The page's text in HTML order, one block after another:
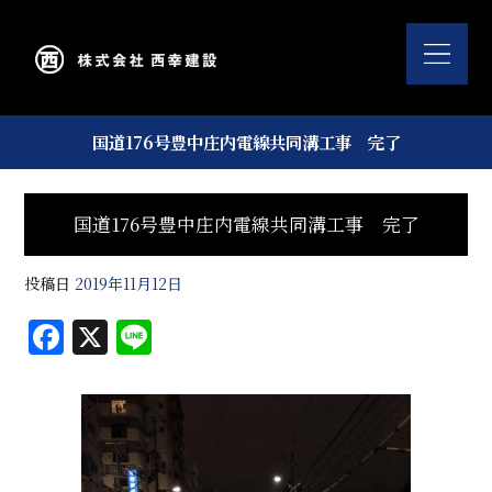
国道176号豊中庄内電線共同溝工事 完了
国道176号豊中庄内電線共同溝工事 完了
投稿日 2019年11月12日
F
a
c
b
X
e